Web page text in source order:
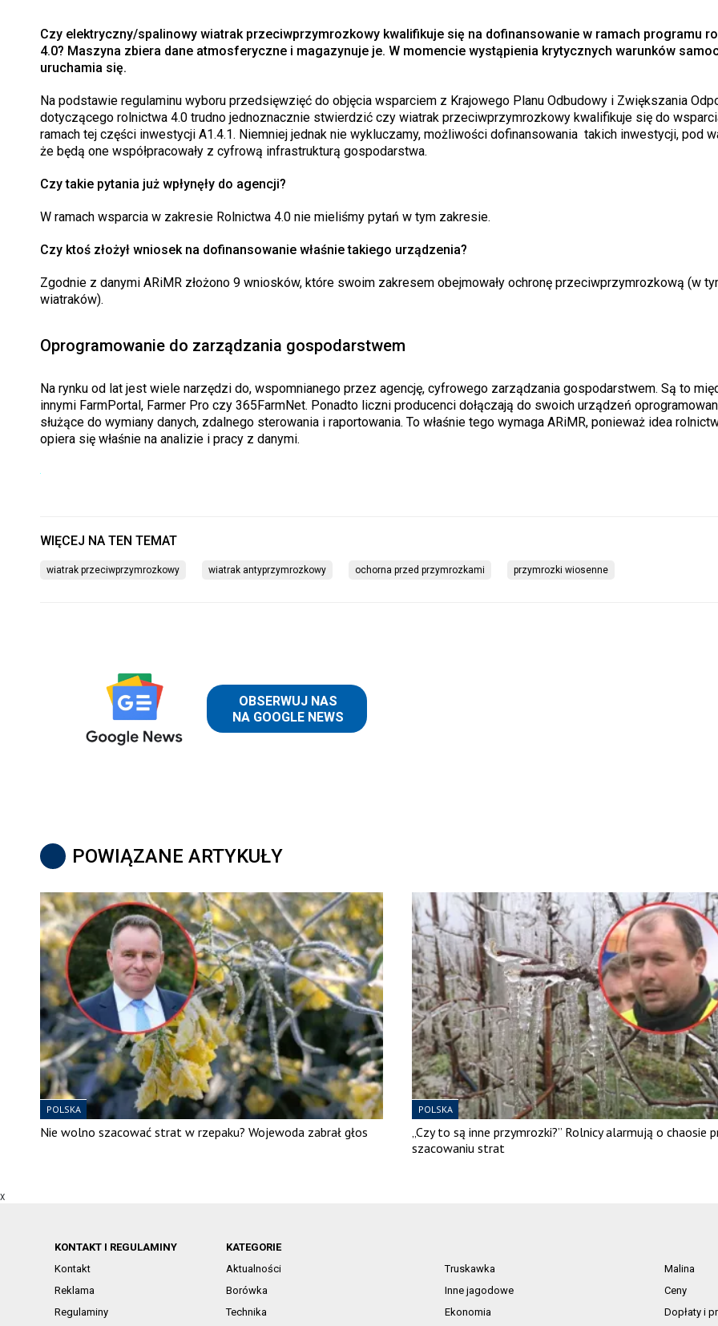
Czy elektryczny/spalinowy wiatrak przeciwprzymrozkowy kwalifikuje się na dofinansowanie w ramach programu
4.0? Maszyna zbiera dane atmosferyczne i magazynuje je. W momencie wystąpienia krytycznych warunków
uruchamia się.
Na podstawie regulaminu wyboru przedsięwzięć do objęcia wsparciem z Krajowego Planu Odbudowy i Zwiększania
dotyczącego rolnictwa 4.0 trudno jednoznacznie stwierdzić czy wiatrak przeciwprzymrozkowy kwalifikuje się do
ramach tej części inwestycji A1.4.1. Niemniej jednak nie wykluczamy, możliwości dofinansowania takich inwestycji, pod
że będą one współpracowały z cyfrową infrastrukturą gospodarstwa.
Czy takie pytania już wpłynęły do agencji?
W ramach wsparcia w zakresie Rolnictwa 4.0 nie mieliśmy pytań w tym zakresie.
Czy ktoś złożył wniosek na dofinansowanie właśnie takiego urządzenia?
Zgodnie z danymi ARiMR złożono 9 wniosków, które swoim zakresem obejmowały ochronę przeciwprzymrozkową (w
wiatraków).
Oprogramowanie do zarządzania gospodarstwem
Na rynku od lat jest wiele narzędzi do, wspomnianego przez agencję, cyfrowego zarządzania gospodarstwem. Są to
innymi FarmPortal, Farmer Pro czy 365FarmNet. Ponadto liczni producenci dołączają do swoich urządzeń
służące do wymiany danych, zdalnego sterowania i raportowania. To właśnie tego wymaga ARiMR, ponieważ idea
opiera się właśnie na analizie i pracy z danymi.
wiatrak przeciwprzymrozkowy wiatrak antyprzymrozkowy ochorna przed przymrozkami przymrozki wiosenne
POWIĄZANE ARTYKUŁY
POLSKA
Nie wolno szacować strat w rzepaku? Wojewoda zabrał głos
POLSKA
„Czy to są inne przymrozki?” Rolnicy alarmują o chaosie
szacowaniu strat
X
KONTAKT I REGULAMINY
Kontakt
Reklama
Regulaminy
KATEGORIE
Aktualności
Truskawka
Malina
Borówka
Inne jagodowe
Ceny
Technika
Ekonomia Dopłaty i